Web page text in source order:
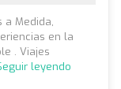
a Medida,
en la
. Viajes
leyendo